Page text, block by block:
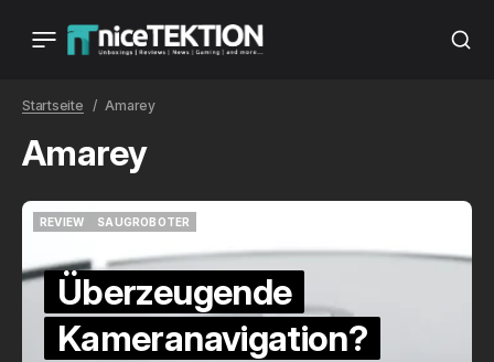
Startseite Amarey
Amarey
REVIEW
SAUGROBOTER
Überzeugende
Kameranavigation?